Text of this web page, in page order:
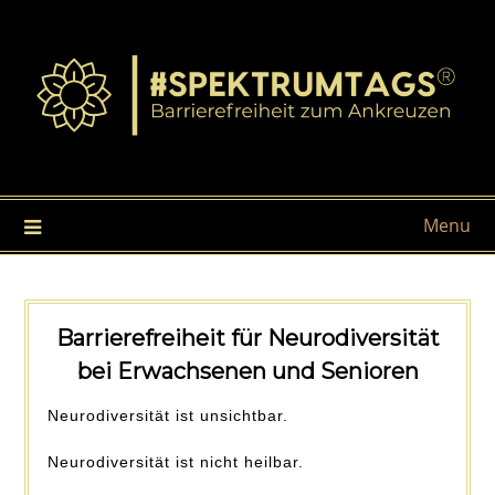
Menu
Barrierefreiheit für Neurodiversität
bei Erwachsenen und Senioren
Neurodiversität ist unsichtbar.
Neurodiversität ist nicht heilbar.